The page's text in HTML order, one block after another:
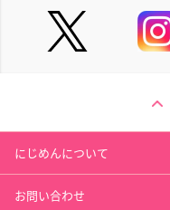
にじめんについて
お問い合わせ